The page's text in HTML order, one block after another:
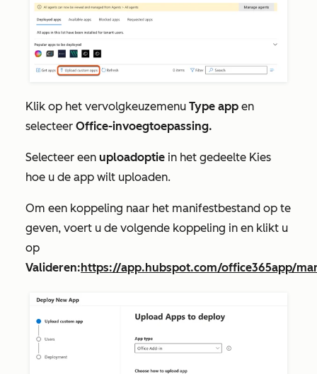
Klik op het vervolgkeuzemenu Type app en
selecteer Office-invoegtoepassing.
Selecteer een uploadoptie in het gedeelte Kies
hoe u de app wilt uploaden.
Om een koppeling naar het manifestbestand op te
geven, voert u de volgende koppeling in en klikt u
op
Valideren:https://app.hubspot.com/office365app/